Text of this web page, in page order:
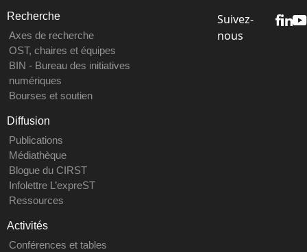
Recherche
Axes de recherche
OST, chaires et équipes
BIN - Bureau des initiatives
numériques
Bourses et soutien
Diffusion
Publications
Médiathèque
Blogue du CIRST
Infolettre L’expreST
Ressources
Activités
Conférences et tables
Suivez-
nous